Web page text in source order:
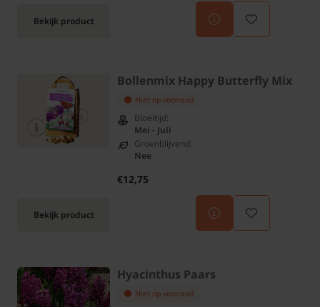
Bekijk product
Bekijk product
Bollenmix Happy Butterfly Mix
Niet op voorraad
Bloeitijd:
Mei - Juli
Groenblijvend:
Nee
€12,75
Hyacinthus Paars
Niet op voorraad